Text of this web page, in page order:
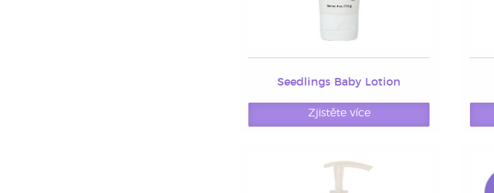
Seedlings Baby Lotion
Zjistěte více